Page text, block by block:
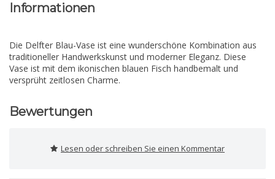
Informationen
Die Delfter Blau-Vase ist eine wunderschöne Kombination aus
traditioneller Handwerkskunst und moderner Eleganz. Diese
Vase ist mit dem ikonischen blauen Fisch handbemalt und
versprüht zeitlosen Charme.
Bewertungen
Lesen oder schreiben Sie einen Kommentar